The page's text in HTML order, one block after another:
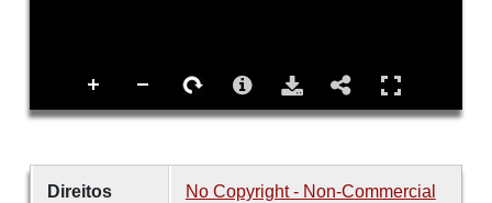
Direitos
No Copyright - Non-Commercial